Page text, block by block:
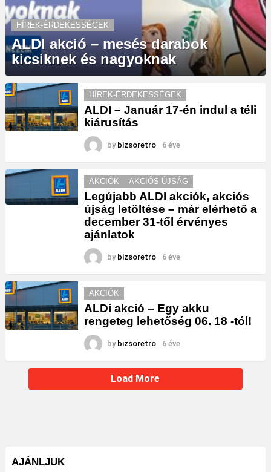
HÍREK-ÉRDEKESSÉGEK
ALDI akció – mesés darabok
kicsiknek és nagyoknak
HÍREK-ÉRDEKESSÉGEK
ALDI – Január 17-én indul a téli
kiárusítás
by bizsoretro 6 éve
AKCIÓK AKCIÓS ÚJSÁG
Legújabb ALDI akciók, akciós
újság letöltése – már elérhető a
december 31-től érvényes
ajánlatok
by bizsoretro 6 éve
AKCIÓK
ALDi akció – Egy akku
rengeteg lehetőség 06. 18 -tól!
by bizsoretro 6 éve
Load More
AJÁNLJUK